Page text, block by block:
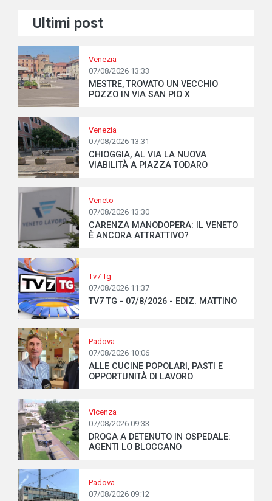
Ultimi post
Venezia
07/08/2026 13:33
MESTRE, TROVATO UN VECCHIO
POZZO IN VIA SAN PIO X
Venezia
07/08/2026 13:31
CHIOGGIA, AL VIA LA NUOVA
VIABILITÀ A PIAZZA TODARO
Veneto
07/08/2026 13:30
CARENZA MANODOPERA: IL VENETO
È ANCORA ATTRATTIVO?
Tv7 Tg
07/08/2026 11:37
TV7 TG - 07/8/2026 - EDIZ. MATTINO
Padova
07/08/2026 10:06
ALLE CUCINE POPOLARI, PASTI E
OPPORTUNITÀ DI LAVORO
Vicenza
07/08/2026 09:33
DROGA A DETENUTO IN OSPEDALE:
AGENTI LO BLOCCANO
Padova
07/08/2026 09:12